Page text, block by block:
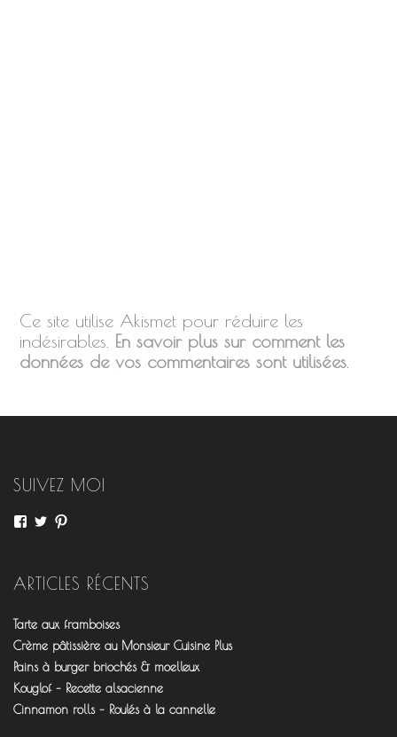
Ce site utilise Akismet pour réduire les
indésirables. En savoir plus sur comment les
données de vos commentaires sont utilisées.
SUIVEZ MOI
Voir
fourchettesflo
sur
Voir
@fourchettesflo
sur
fleurjeanne
sur
ARTICLES RÉCENTS
Tarte aux framboises
Crème pâtissière au Monsieur Cuisine Plus
Pains à burger briochés & moelleux
Kouglof – Recette alsacienne
Cinnamon rolls – Roulés à la cannelle